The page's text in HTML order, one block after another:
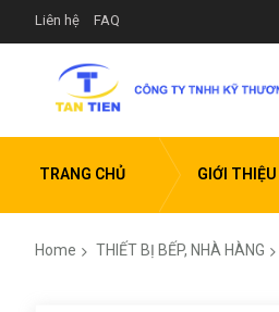
Liên hệ FAQ
TRANG CHỦ GIỚI THIỆU
Home THIẾT BỊ BẾP, NHÀ HÀNG